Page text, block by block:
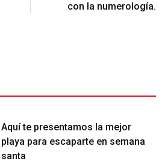
con la numerología.
Aquí te presentamos la mejor
playa para escaparte en semana
santa